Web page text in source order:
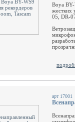
Boya BY-
жестких
05, DR-
арт 17001